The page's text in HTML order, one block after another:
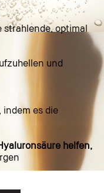
optimal
und
indem es die
helfen,